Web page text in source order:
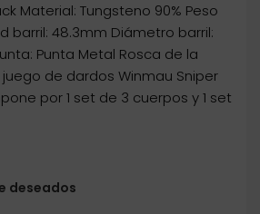
Material: Tungsteno 90% Peso
barril: 48.3mm Diámetro barril:
Punta Metal Rosca de la
de dardos Winmau Sniper
por 1 set de 3 cuerpos y 1 set
deseados